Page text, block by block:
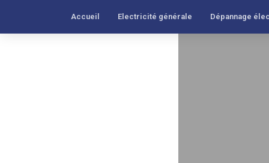
Accueil Electricité générale Dépannage